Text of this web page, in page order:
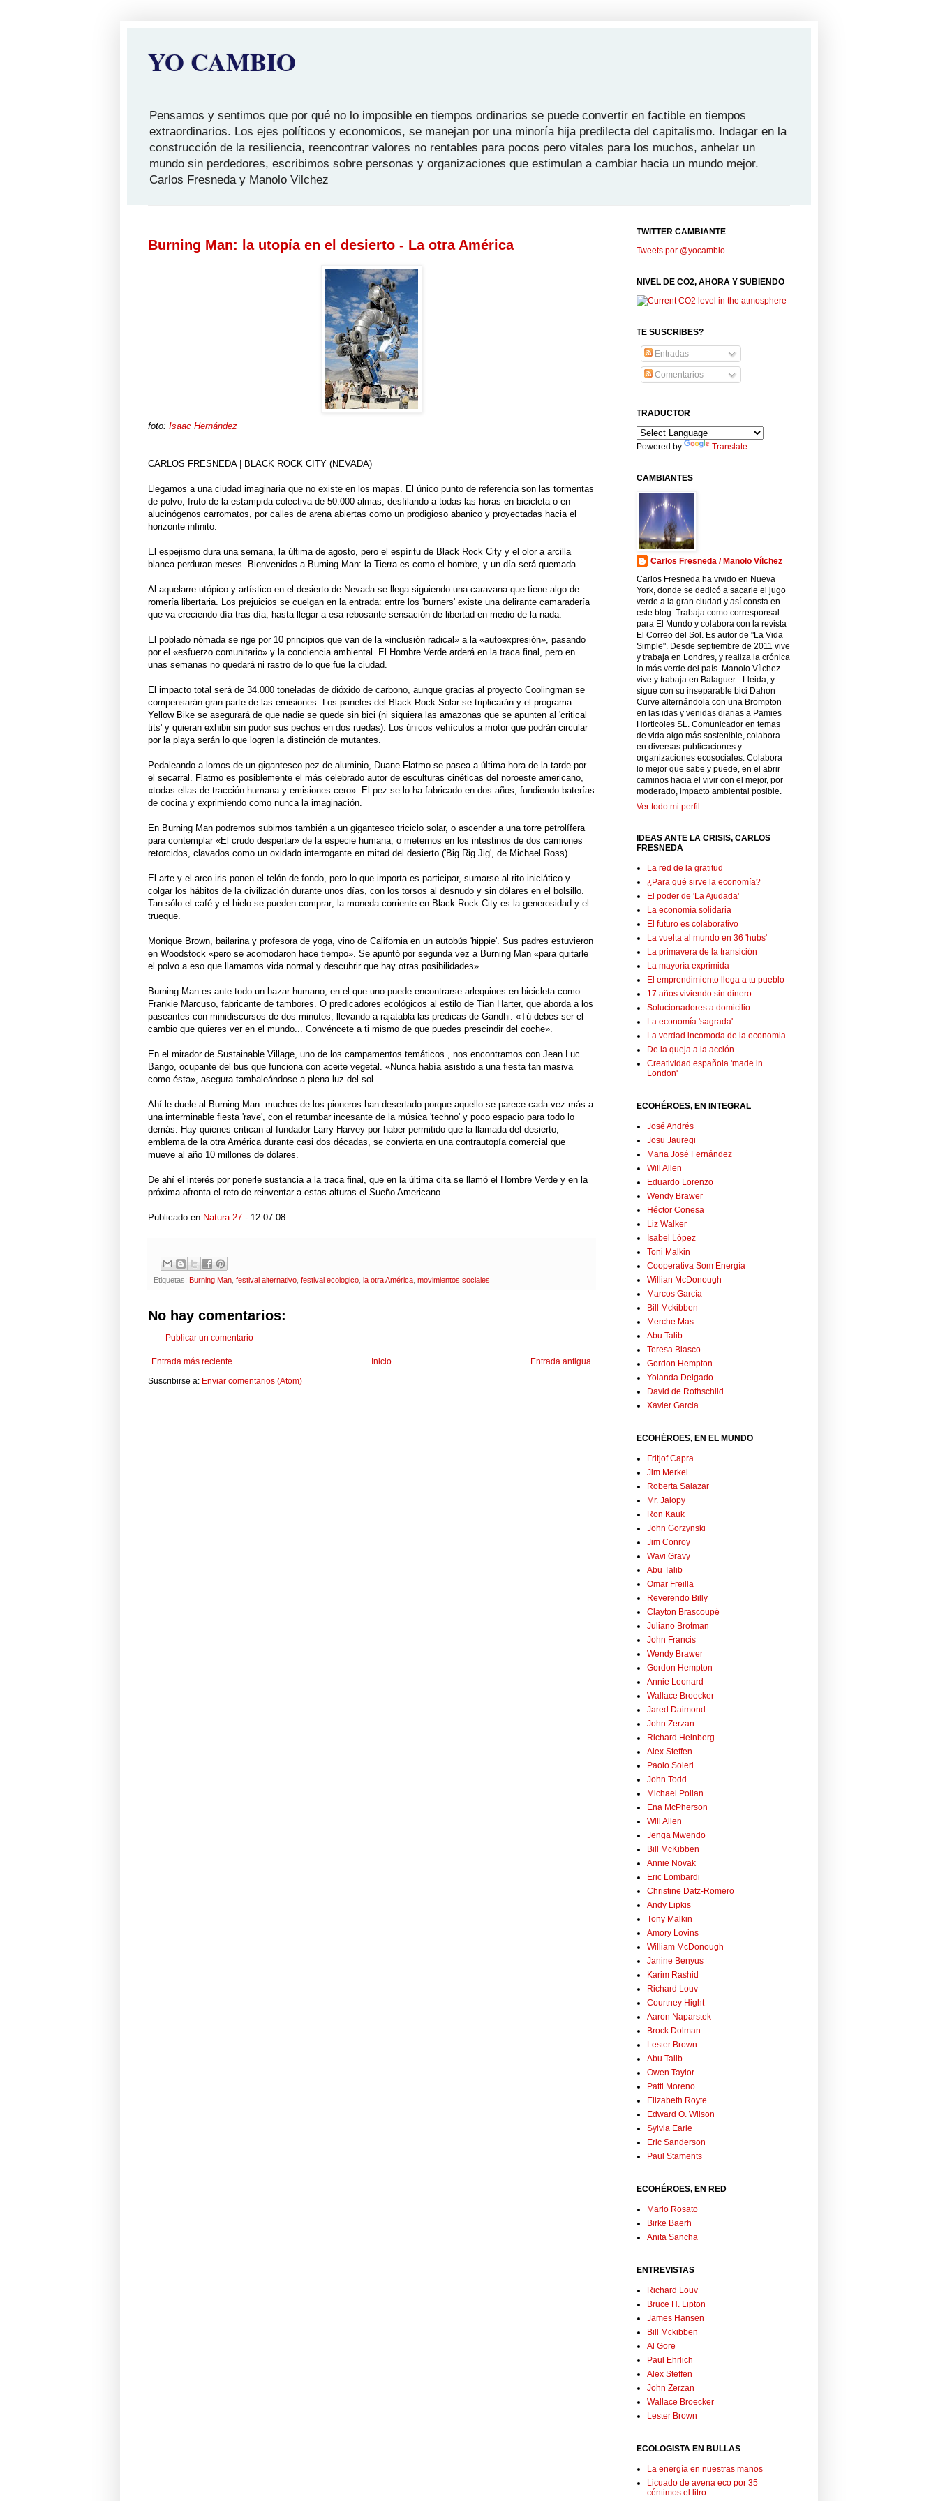
YO CAMBIO
Pensamos y sentimos que por qué no lo imposible en tiempos ordinarios se puede convertir en factible en tiempos
extraordinarios. Los ejes políticos y economicos, se manejan por una minoría hija predilecta del capitalismo. Indagar en la
construcción de la resiliencia, reencontrar valores no rentables para pocos pero vitales para los muchos, anhelar un
mundo sin perdedores, escribimos sobre personas y organizaciones que estimulan a cambiar hacia un mundo mejor.
Carlos Fresneda y Manolo Vilchez
Burning Man: la utopía en el desierto - La otra América
foto: Isaac Hernández
CARLOS FRESNEDA | BLACK ROCK CITY (NEVADA)
Llegamos a una ciudad imaginaria que no existe en los mapas. El único punto de referencia son las tormentas
de polvo, fruto de la estampida colectiva de 50.000 almas, desfilando a todas las horas en bicicleta o en
alucinógenos carromatos, por calles de arena abiertas como un prodigioso abanico y proyectadas hacia el
horizonte infinito.
El espejismo dura una semana, la última de agosto, pero el espíritu de Black Rock City y el olor a arcilla
blanca perduran meses. Bienvenidos a Burning Man: la Tierra es como el hombre, y un día será quemada...
Al aquelarre utópico y artístico en el desierto de Nevada se llega siguiendo una caravana que tiene algo de
romería libertaria. Los prejuicios se cuelgan en la entrada: entre los 'burners' existe una delirante camaradería
que va creciendo día tras día, hasta llegar a esa rebosante sensación de libertad en medio de la nada.
El poblado nómada se rige por 10 principios que van de la «inclusión radical» a la «autoexpresión», pasando
por el «esfuerzo comunitario» y la conciencia ambiental. El Hombre Verde arderá en la traca final, pero en
unas semanas no quedará ni rastro de lo que fue la ciudad.
El impacto total será de 34.000 toneladas de dióxido de carbono, aunque gracias al proyecto Coolingman se
compensarán gran parte de las emisiones. Los paneles del Black Rock Solar se triplicarán y el programa
Yellow Bike se asegurará de que nadie se quede sin bici (ni siquiera las amazonas que se apunten al 'critical
tits' y quieran exhibir sin pudor sus pechos en dos ruedas). Los únicos vehículos a motor que podrán circular
por la playa serán lo que logren la distinción de mutantes.
Pedaleando a lomos de un gigantesco pez de aluminio, Duane Flatmo se pasea a última hora de la tarde por
el secarral. Flatmo es posiblemente el más celebrado autor de esculturas cinéticas del noroeste americano,
«todas ellas de tracción humana y emisiones cero». El pez se lo ha fabricado en dos años, fundiendo baterías
de cocina y exprimiendo como nunca la imaginación.
En Burning Man podremos subirnos también a un gigantesco triciclo solar, o ascender a una torre petrolífera
para contemplar «El crudo despertar» de la especie humana, o meternos en los intestinos de dos camiones
retorcidos, clavados como un oxidado interrogante en mitad del desierto ('Big Rig Jig', de Michael Ross).
El arte y el arco iris ponen el telón de fondo, pero lo que importa es participar, sumarse al rito iniciático y
colgar los hábitos de la civilización durante unos días, con los torsos al desnudo y sin dólares en el bolsillo.
Tan sólo el café y el hielo se pueden comprar; la moneda corriente en Black Rock City es la generosidad y el
trueque.
Monique Brown, bailarina y profesora de yoga, vino de California en un autobús 'hippie'. Sus padres estuvieron
en Woodstock «pero se acomodaron hace tiempo». Se apuntó por segunda vez a Burning Man «para quitarle
el polvo a eso que llamamos vida normal y descubrir que hay otras posibilidades».
Burning Man es ante todo un bazar humano, en el que uno puede encontrarse arlequines en bicicleta como
Frankie Marcuso, fabricante de tambores. O predicadores ecológicos al estilo de Tian Harter, que aborda a los
paseantes con minidiscursos de dos minutos, llevando a rajatabla las prédicas de Gandhi: «Tú debes ser el
cambio que quieres ver en el mundo... Convéncete a ti mismo de que puedes prescindir del coche».
En el mirador de Sustainable Village, uno de los campamentos temáticos , nos encontramos con Jean Luc
Bango, ocupante del bus que funciona con aceite vegetal. «Nunca había asistido a una fiesta tan masiva
como ésta», asegura tambaleándose a plena luz del sol.
Ahí le duele al Burning Man: muchos de los pioneros han desertado porque aquello se parece cada vez más a
una interminable fiesta 'rave', con el retumbar incesante de la música 'techno' y poco espacio para todo lo
demás. Hay quienes critican al fundador Larry Harvey por haber permitido que la llamada del desierto,
emblema de la otra América durante casi dos décadas, se convierta en una contrautopía comercial que
mueve al año 10 millones de dólares.
De ahí el interés por ponerle sustancia a la traca final, que en la última cita se llamó el Hombre Verde y en la
próxima afronta el reto de reinventar a estas alturas el Sueño Americano.
Publicado en Natura 27 - 12.07.08
Etiquetas: Burning Man festival alternativo festival ecologico la otra América movimientos sociales
No hay comentarios:
Publicar un comentario
Entrada más reciente Entrada antigua
Inicio
Suscribirse a: Enviar comentarios (Atom)
TWITTER CAMBIANTE
Tweets por @yocambio
NIVEL DE CO2, AHORA Y SUBIENDO
TE SUSCRIBES?
Entradas
Comentarios
TRADUCTOR
Powered by Translate
CAMBIANTES
Carlos Fresneda / Manolo Vílchez
Carlos Fresneda ha vivido en Nueva
York, donde se dedicó a sacarle el jugo
verde a la gran ciudad y así consta en
este blog. Trabaja como corresponsal
para El Mundo y colabora con la revista
El Correo del Sol. Es autor de "La Vida
Simple". Desde septiembre de 2011 vive
y trabaja en Londres, y realiza la crónica
lo más verde del país. Manolo Vílchez
vive y trabaja en Balaguer - Lleida, y
sigue con su inseparable bici Dahon
Curve alternándola con una Brompton
en las idas y venidas diarias a Pamies
Horticoles SL. Comunicador en temas
de vida algo más sostenible, colabora
en diversas publicaciones y
organizaciones ecosociales. Colabora
lo mejor que sabe y puede, en el abrir
caminos hacia el vivir con el mejor, por
moderado, impacto ambiental posible.
Ver todo mi perfil
IDEAS ANTE LA CRISIS, CARLOS
FRESNEDA
La red de la gratitud
¿Para qué sirve la economía?
El poder de 'La Ajudada'
La economía solidaria
El futuro es colaborativo
La vuelta al mundo en 36 'hubs'
La primavera de la transición
La mayoría exprimida
El emprendimiento llega a tu pueblo
17 años viviendo sin dinero
Solucionadores a domicilio
La economía 'sagrada'
La verdad incomoda de la economia
De la queja a la acción
Creatividad española 'made in
London'
ECOHÉROES, EN INTEGRAL
José Andrés
Josu Jauregi
Maria José Fernández
Will Allen
Eduardo Lorenzo
Wendy Brawer
Héctor Conesa
Liz Walker
Isabel López
Toni Malkin
Cooperativa Som Energía
Willian McDonough
Marcos García
Bill Mckibben
Merche Mas
Abu Talib
Teresa Blasco
Gordon Hempton
Yolanda Delgado
David de Rothschild
Xavier Garcia
ECOHÉROES, EN EL MUNDO
Fritjof Capra
Jim Merkel
Roberta Salazar
Mr. Jalopy
Ron Kauk
John Gorzynski
Jim Conroy
Wavi Gravy
Abu Talib
Omar Freilla
Reverendo Billy
Clayton Brascoupé
Juliano Brotman
John Francis
Wendy Brawer
Gordon Hempton
Annie Leonard
Wallace Broecker
Jared Daimond
John Zerzan
Richard Heinberg
Alex Steffen
Paolo Soleri
John Todd
Michael Pollan
Ena McPherson
Will Allen
Jenga Mwendo
Bill McKibben
Annie Novak
Eric Lombardi
Christine Datz-Romero
Andy Lipkis
Tony Malkin
Amory Lovins
William McDonough
Janine Benyus
Karim Rashid
Richard Louv
Courtney Hight
Aaron Naparstek
Brock Dolman
Lester Brown
Abu Talib
Owen Taylor
Patti Moreno
Elizabeth Royte
Edward O. Wilson
Sylvia Earle
Eric Sanderson
Paul Staments
ECOHÉROES, EN RED
Mario Rosato
Birke Baerh
Anita Sancha
ENTREVISTAS
Richard Louv
Bruce H. Lipton
James Hansen
Bill Mckibben
Al Gore
Paul Ehrlich
Alex Steffen
John Zerzan
Wallace Broecker
Lester Brown
ECOLOGISTA EN BULLAS
La energía en nuestras manos
Licuado de avena eco por 35
céntimos el litro